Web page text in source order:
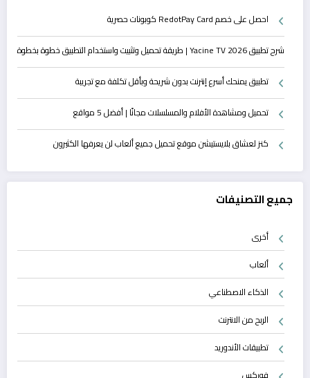
احصل على خصم RedotPay Card كوبونات حصرية
شرح تطبيق Yacine TV 2026 | طريقة تحميل وتثبيت واستخدام التطبيق خطوة بخطوة
تطبيق يمنحك أسرع إنترنت بدون شريحة وبأقل تكلفة مع تجريبة
تحميل ومشاهدة الأفلام والمسلسلات مجانًا | أفضل 5 مواقع
كنز لعشاق بلايستيشن موقع تحميل جميع ألعاب لن يعرفها الكثيرون
جميع التصنيفات
أخرى
ألعاب
الذكاء الاصطناعي
الربح من الانترنت
تطبيقات الأندوريد
فوركس